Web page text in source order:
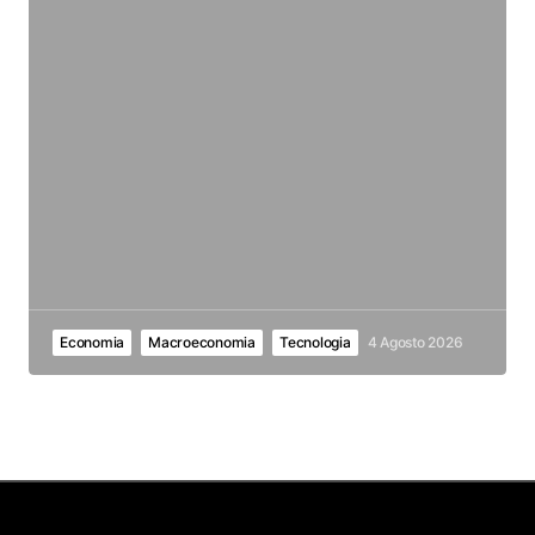
Economia Macroeconomia Tecnologia 4 Agosto 2026